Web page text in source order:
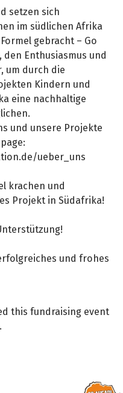
setzen sich
im südlichen Afrika
gebracht – Go
den Enthusiasmus und
um durch die
Kindern und
eine nachhaltige
und unsere Projekte
ueber_uns
krachen und
Projekt in Südafrika!
und frohes
this fundraising event